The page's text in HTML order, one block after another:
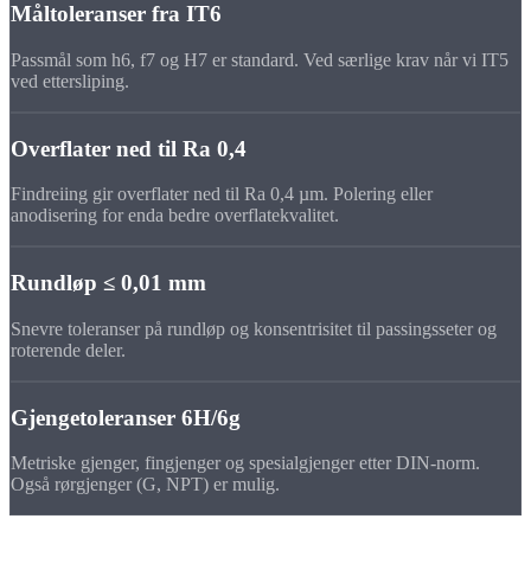
Måltoleranser fra IT6
Passmål som h6, f7 og H7 er standard. Ved særlige krav når vi IT5
ved ettersliping.
Overflater ned til Ra 0,4
Findreiing gir overflater ned til Ra 0,4 µm. Polering eller
anodisering for enda bedre overflatekvalitet.
Rundløp ≤ 0,01 mm
Snevre toleranser på rundløp og konsentrisitet til passingsseter og
roterende deler.
Gjengetoleranser 6H/6g
Metriske gjenger, fingjenger og spesialgjenger etter DIN-norm.
Også rørgjenger (G, NPT) er mulig.